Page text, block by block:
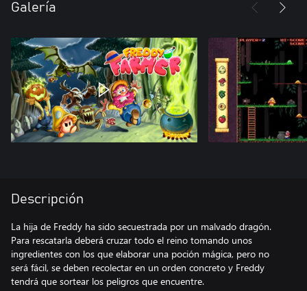
Galería
Descripción
La hija de Freddy ha sido secuestrada por un malvado dragón.
Para rescatarla deberá cruzar todo el reino tomando unos
ingredientes con los que elaborar una poción mágica, pero no
será fácil, se deben recolectar en un orden concreto y Freddy
tendrá que sortear los peligros que encuentre.